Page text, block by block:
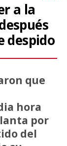
a la
despido
que
hora
por
del